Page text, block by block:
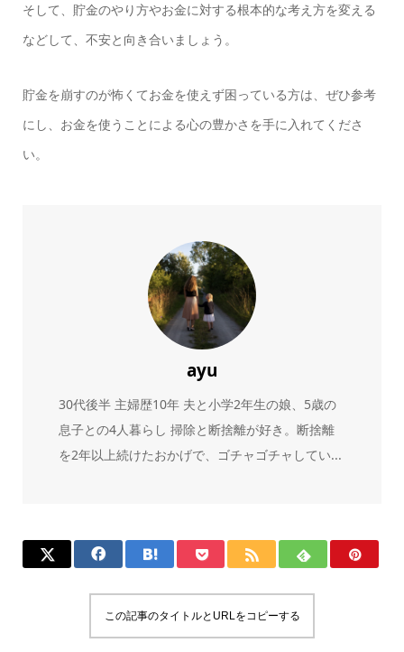
そして、貯金のやり方やお金に対する根本的な考え方を変える
などして、不安と向き合いましょう。
貯金を崩すのが怖くてお金を使えず困っている方は、ぜひ参考
にし、お金を使うことによる心の豊かさを手に入れてくださ
い。
ayu
30代後半 主婦歴10年 夫と小学2年生の娘、5歳の
息子との4人暮らし 掃除と断捨離が好き。断捨離
を2年以上続けたおかげで、ゴチャゴチャしてい...
この記事のタイトルとURLをコピーする